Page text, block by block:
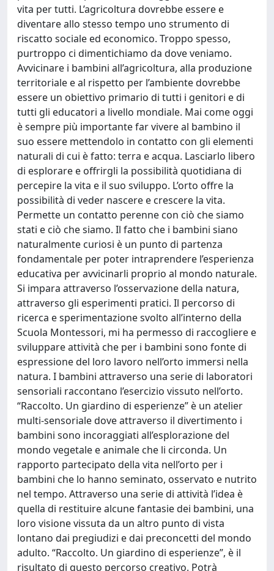
vita per tutti. L’agricoltura dovrebbe essere e
diventare allo stesso tempo uno strumento di
riscatto sociale ed economico. Troppo spesso,
purtroppo ci dimentichiamo da dove veniamo.
Avvicinare i bambini all’agricoltura, alla produzione
territoriale e al rispetto per l’ambiente dovrebbe
essere un obiettivo primario di tutti i genitori e di
tutti gli educatori a livello mondiale. Mai come oggi
è sempre più importante far vivere al bambino il
suo essere mettendolo in contatto con gli elementi
naturali di cui è fatto: terra e acqua. Lasciarlo libero
di esplorare e offrirgli la possibilità quotidiana di
percepire la vita e il suo sviluppo. L’orto offre la
possibilità di veder nascere e crescere la vita.
Permette un contatto perenne con ciò che siamo
stati e ciò che siamo. Il fatto che i bambini siano
naturalmente curiosi è un punto di partenza
fondamentale per poter intraprendere l’esperienza
educativa per avvicinarli proprio al mondo naturale.
Si impara attraverso l’osservazione della natura,
attraverso gli esperimenti pratici. Il percorso di
ricerca e sperimentazione svolto all’interno della
Scuola Montessori, mi ha permesso di raccogliere e
sviluppare attività che per i bambini sono fonte di
espressione del loro lavoro nell’orto immersi nella
natura. I bambini attraverso una serie di laboratori
sensoriali raccontano l’esercizio vissuto nell’orto.
“Raccolto. Un giardino di esperienze” è un atelier
multi-sensoriale dove attraverso il divertimento i
bambini sono incoraggiati all’esplorazione del
mondo vegetale e animale che li circonda. Un
rapporto partecipato della vita nell’orto per i
bambini che lo hanno seminato, osservato e nutrito
nel tempo. Attraverso una serie di attività l’idea è
quella di restituire alcune fantasie dei bambini, una
loro visione vissuta da un altro punto di vista
lontano dai pregiudizi e dai preconcetti del mondo
adulto. “Raccolto. Un giardino di esperienze”, è il
risultato di questo percorso creativo. Potrà